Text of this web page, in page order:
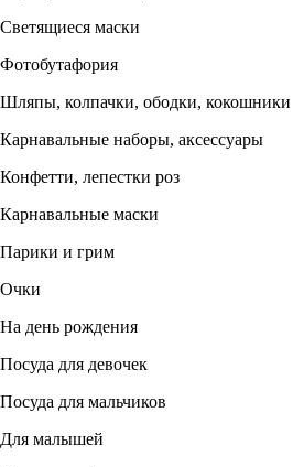
Светящиеся маски
Фотобутафория
Шляпы, колпачки, ободки, кокошники
Карнавальные наборы, аксессуары
Конфетти, лепестки роз
Карнавальные маски
Парики и грим
Очки
На день рождения
Посуда для девочек
Посуда для мальчиков
Для малышей